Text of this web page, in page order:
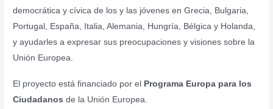
democrática y cívica de los y las jóvenes en Grecia, Bulgaria,
Portugal, España, Italia, Alemania, Hungría, Bélgica y Holanda,
y ayudarles a expresar sus preocupaciones y visiones sobre la
Unión Europea.
El proyecto está financiado por el Programa Europa para los
Ciudadanos de la Unión Europea.